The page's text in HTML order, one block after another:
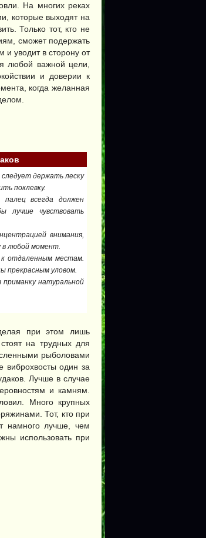
На многих реках
которые выходят на
Только тот, кто не
сможет подержать
и уводит в сторону от
любой важной цели,
и доверии к
когда желанная
следует держать леску
поклевку.
всегда должен
лучше чувствовать
внимания,
в любой момент.
отдаленным местам.
прекрасным уловом.
натуральной
при этом лишь
на трудных для
рыболовами
виброхвосты один за
Лучше в случае
и камням.
Много крупных
Тот, кто при
намного лучше, чем
использовать при